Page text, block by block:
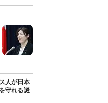
人が日本
守れる謎